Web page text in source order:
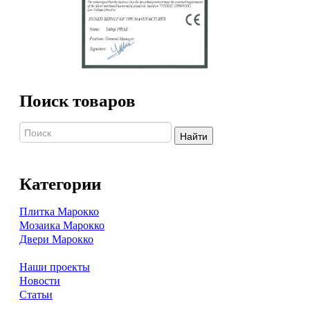
Поиск товаров
Найти
Категории
Плитка Марокко
Мозаика Марокко
Двери Марокко
Наши проекты
Новости
Статьи